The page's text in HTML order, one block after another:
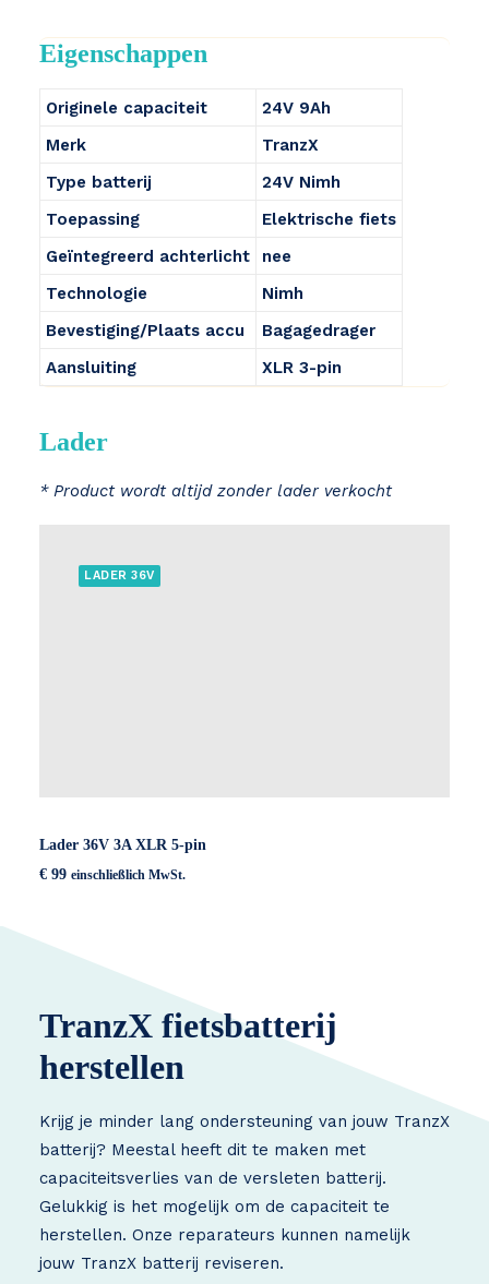
Eigenschappen
Originele capaciteit
24V 9Ah
Merk
TranzX
Type batterij
24V Nimh
Toepassing
Elektrische fiets
Geïntegreerd achterlicht
nee
Technologie
Nimh
Bevestiging/Plaats accu
Bagagedrager
Aansluiting
XLR 3-pin
Lader
* Product wordt altijd zonder lader verkocht
LADER 36V
Lader 36V 3A XLR 5-pin
€ 99 einschließlich MwSt.
TranzX fietsbatterij
herstellen
Krijg je minder lang ondersteuning van jouw TranzX
batterij? Meestal heeft dit te maken met
capaciteitsverlies van de versleten batterij.
Gelukkig is het mogelijk om de capaciteit te
herstellen. Onze reparateurs kunnen namelijk
jouw TranzX batterij reviseren.